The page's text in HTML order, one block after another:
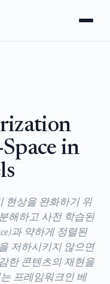
in
현상을 완화하기 위
해하고 사전 학습된
과 약하게 정렬된
저하시키지 않으면
한 콘텐츠의 재현을
프레임워크인 베